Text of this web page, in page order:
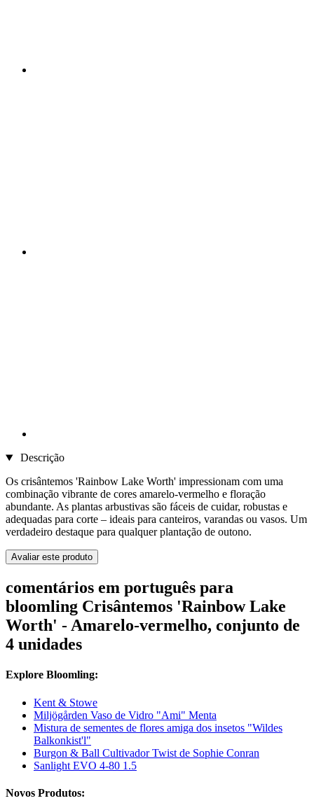
Descrição
Os crisântemos 'Rainbow Lake Worth' impressionam com uma
combinação vibrante de cores amarelo-vermelho e floração
abundante. As plantas arbustivas são fáceis de cuidar, robustas e
adequadas para corte – ideais para canteiros, varandas ou vasos. Um
verdadeiro destaque para qualquer plantação de outono.
Avaliar este produto
comentários em português para
bloomling Crisântemos 'Rainbow Lake
Worth' - Amarelo-vermelho, conjunto de
4 unidades
Explore Bloomling:
Kent & Stowe
Miljögården Vaso de Vidro "Ami" Menta
Mistura de sementes de flores amiga dos insetos "Wildes
Balkonkist'l"
Burgon & Ball Cultivador Twist de Sophie Conran
Sanlight EVO 4-80 1.5
Novos Produtos: